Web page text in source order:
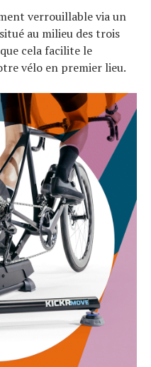
verrouillable via un
au milieu des trois
cela facilite le
vélo en premier lieu.